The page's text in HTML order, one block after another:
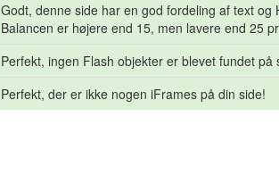
Godt, denne side har en god fordeling af text og
Balancen er højere end 15, men lavere end 25
Perfekt, ingen Flash objekter er blevet fundet på
Perfekt, der er ikke nogen iFrames på din side!